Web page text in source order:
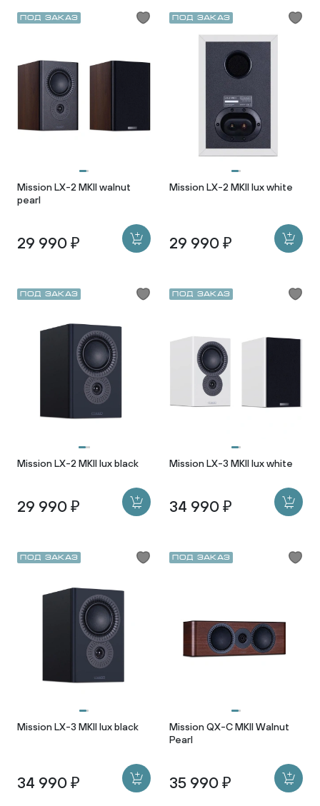
Под заказ
Mission LX-2 MKII walnut
pearl
29 990 ₽
Под заказ
Mission LX-2 MKII lux white
29 990 ₽
Под заказ
Mission LX-2 MKII lux black
29 990 ₽
Под заказ
Mission LX-3 MKII lux white
34 990 ₽
Под заказ
Mission LX-3 MKII lux black
34 990 ₽
Под заказ
Mission QX-C MKII Walnut
Pearl
35 990 ₽